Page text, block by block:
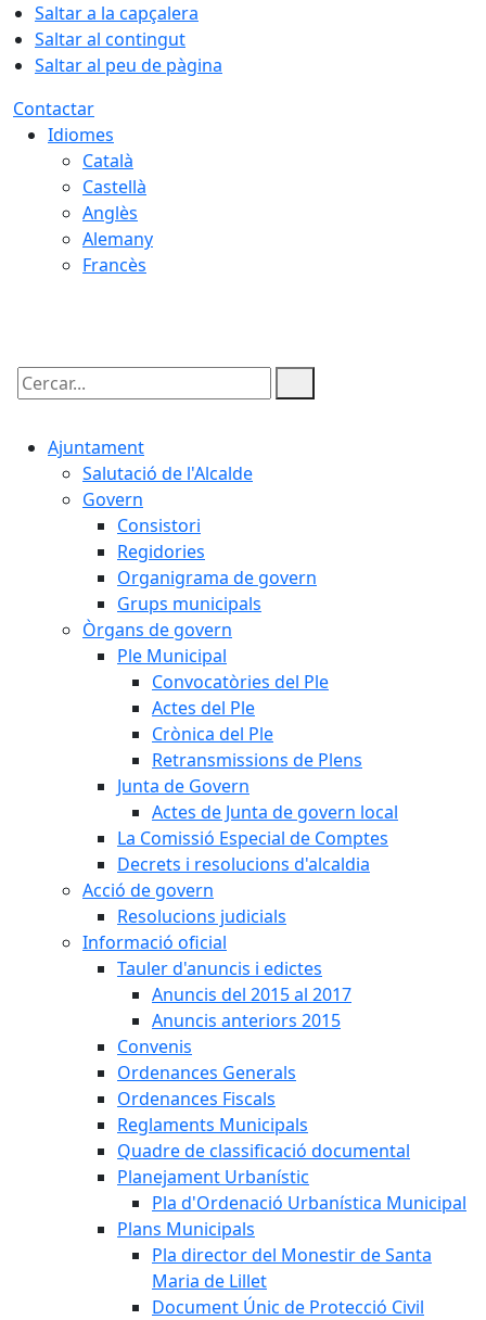
Saltar a la capçalera
Saltar al contingut
Saltar al peu de pàgina
Contactar
Idiomes
Català
Castellà
Anglès
Alemany
Francès
Cercar:
Ajuntament
Salutació de l'Alcalde
Govern
Consistori
Regidories
Organigrama de govern
Grups municipals
Òrgans de govern
Ple Municipal
Convocatòries del Ple
Actes del Ple
Crònica del Ple
Retransmissions de Plens
Junta de Govern
Actes de Junta de govern local
La Comissió Especial de Comptes
Decrets i resolucions d'alcaldia
Acció de govern
Resolucions judicials
Informació oficial
Tauler d'anuncis i edictes
Anuncis del 2015 al 2017
Anuncis anteriors 2015
Convenis
Ordenances Generals
Ordenances Fiscals
Reglaments Municipals
Quadre de classificació documental
Planejament Urbanístic
Pla d'Ordenació Urbanística Municipal
Plans Municipals
Pla director del Monestir de Santa
Maria de Lillet
Document Únic de Protecció Civil